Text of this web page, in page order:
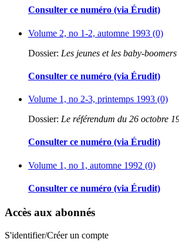
Consulter ce numéro (via Érudit)
Volume 2, no 1-2, automne 1993 (0)
Dossier: Les jeunes et les baby-boomers
Consulter ce numéro (via Érudit)
Volume 1, no 2-3, printemps 1993 (0)
Dossier: Le référendum du 26 octobre
Consulter ce numéro (via Érudit)
Volume 1, no 1, automne 1992 (0)
Consulter ce numéro (via Érudit)
Accès aux abonnés
S'identifier/Créer un compte